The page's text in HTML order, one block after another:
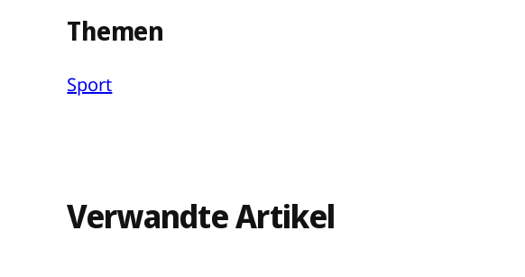
Themen
Sport
Verwandte Artikel